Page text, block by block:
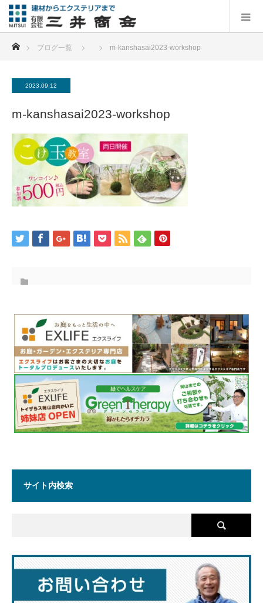
ブログ一覧 m-kanshasai2023-workshop
2023.09.12
m-kanshasai2023-workshop
サイト内検索